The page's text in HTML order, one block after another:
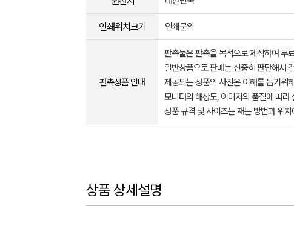
인쇄위치크기 인쇄문의
판촉상품 안내
판촉물은 판촉을 목적으로 제작하여 무
일반상품으로 판매는 신중히 판단해서
제공되는 상품의 사진은 이해를 돕기위
모니터의 해상도, 이미지의 품질에 따
상품 규격 및 사이즈는 재는 방법과 위
상품 상세설명